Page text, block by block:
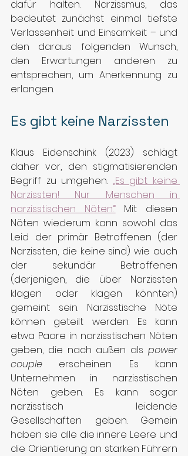
dafür halten. Narzissmus, das
bedeutet zunächst einmal tiefste
Verlassenheit und Einsamkeit – und
den daraus folgenden Wunsch,
den Erwartungen anderen zu
entsprechen, um Anerkennung zu
erlangen.
Es gibt keine Narzissten
Klaus Eidenschink (2023) schlägt
daher vor, den stigmatisierenden
Begriff zu umgehen. „Es gibt keine
Narzissten! Nur Menschen in
narzisstischen Nöten.“ Mit diesen
Nöten wiederum kann sowohl das
Leid der primär Betroffenen (der
Narzissten, die keine sind) wie auch
der sekundär Betroffenen
(derjenigen, die über Narzissten
klagen oder klagen könnten)
gemeint sein. Narzisstische Nöte
können geteilt werden. Es kann
etwa Paare in narzisstischen Nöten
geben, die nach außen als power
couple erscheinen. Es kann
Unternehmen in narzisstischen
Nöten geben. Es kann sogar
narzisstisch leidende
Gesellschaften geben. Gemein
haben sie alle die innere Leere und
die Orientierung an starken Führern